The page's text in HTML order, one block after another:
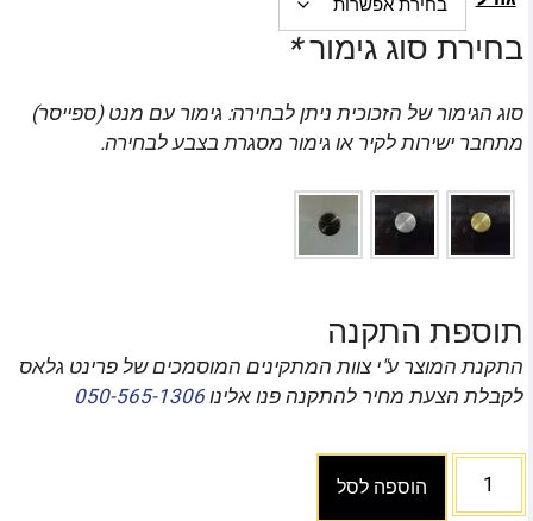
בחירת סוג גימור*
סוג הגימור של הזכוכית ניתן לבחירה: גימור עם מנט (ספייסר)
מתחבר ישירות לקיר או גימור מסגרת בצבע לבחירה.
תוספת התקנה
התקנת המוצר ע"י צוות המתקינים המוסמכים של פרינט גלאס
לקבלת הצעת מחיר להתקנה פנו אלינו050-565-1306
הוספה לסל